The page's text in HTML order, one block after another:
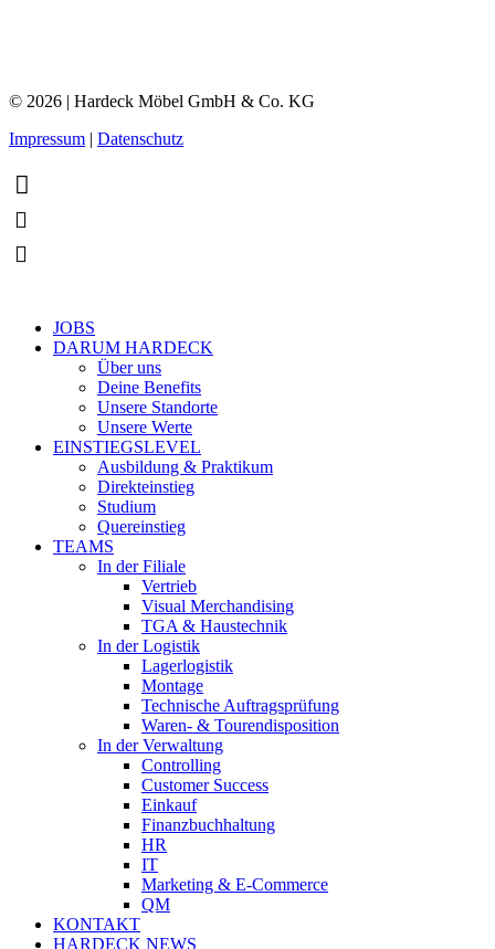
© 2026 | Hardeck Möbel GmbH & Co. KG
Impressum | Datenschutz
Close
Menu
JOBS
DARUM HARDECK
Über uns
Deine Benefits
Unsere Standorte
Unsere Werte
EINSTIEGSLEVEL
Ausbildung & Praktikum
Direkteinstieg
Studium
Quereinstieg
TEAMS
In der Filiale
Vertrieb
Visual Merchandising
TGA & Haustechnik
In der Logistik
Lagerlogistik
Montage
Technische Auftragsprüfung
Waren- & Tourendisposition
In der Verwaltung
Controlling
Customer Success
Einkauf
Finanzbuchhaltung
HR
IT
Marketing & E-Commerce
QM
KONTAKT
HARDECK NEWS